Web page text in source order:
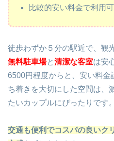
比較的安い料金で利用
徒歩わずか５分の駅近で、観
無料駐車場と清潔な客室は安
6500円程度からと、安い料金
ち着きを大切にした空間は、
たいカップルにぴったりです。
交通も便利でコスパの良いク